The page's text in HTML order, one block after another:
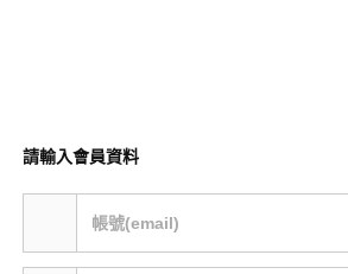
請輸入會員資料
帳號(email)